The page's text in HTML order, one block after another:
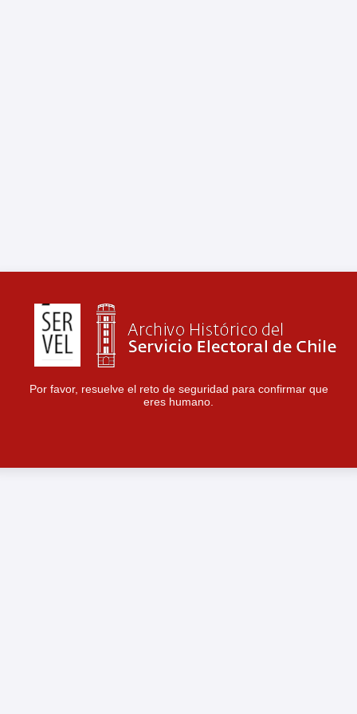
Por favor, resuelve el reto de seguridad para confirmar que
eres humano.